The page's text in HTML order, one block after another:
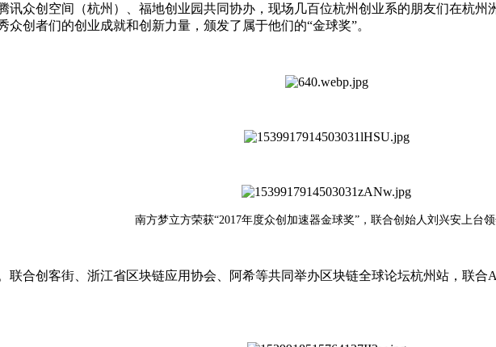
讯众创空间（杭州）、福地创业园共同协办，现场几百位杭州创业系的朋友们在杭
创者们的创业成就和创新力量，颁发了属于他们的“金球奖”。
南方梦立方荣获“2017年度众创加速器金球奖”，联合创始人刘兴安上台领
联合创客街、浙江省区块链应用协会、阿希等共同举办区块链全球论坛杭州站，联